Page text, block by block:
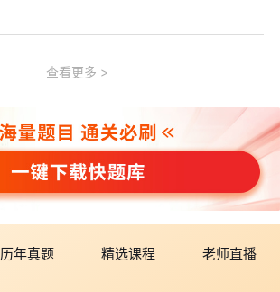
查看更多
历年真题 精选课程 老师直播